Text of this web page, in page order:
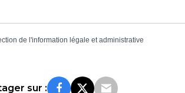
de l'information légale et administrative
sur :